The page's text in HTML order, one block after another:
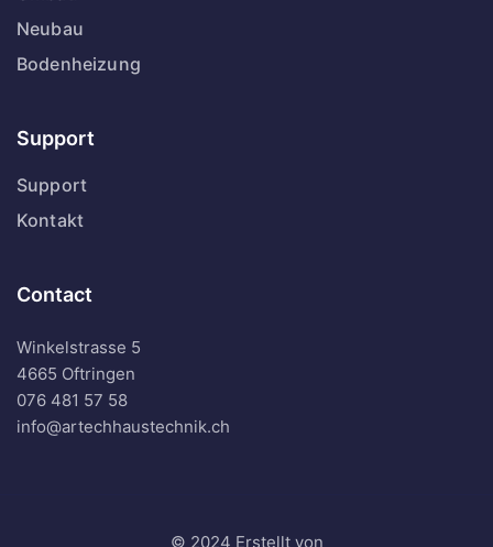
Neubau
Bodenheizung
Support
Support
Kontakt
Contact
Winkelstrasse 5
4665 Oftringen
076 481 57 58
info@artechhaustechnik.ch
© 2024 Erstellt von